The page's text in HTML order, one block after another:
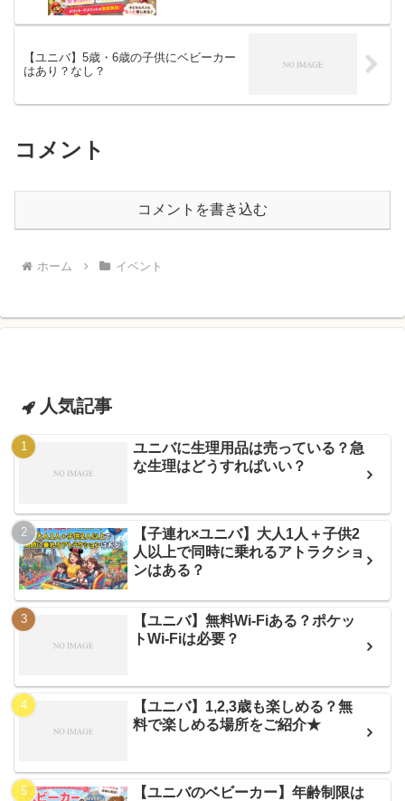
【ユニバ】5歳・6歳の子供にベビーカー
はあり？なし？
コメント
コメントを書き込む
ホーム イベント
人気記事
ユニバに生理用品は売っている？急
な生理はどうすればいい？
【子連れ×ユニバ】大人1人＋子供2
人以上で同時に乗れるアトラクショ
ンはある？
【ユニバ】無料Wi-Fiある？ポケッ
トWi-Fiは必要？
【ユニバ】1,2,3歳も楽しめる？無
料で楽しめる場所をご紹介★
【ユニバのベビーカー】年齢制限は